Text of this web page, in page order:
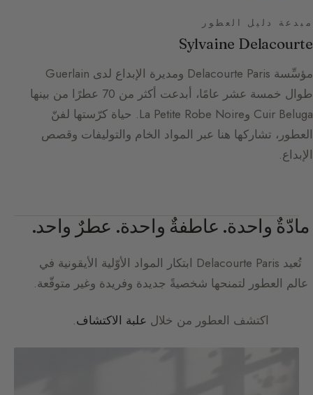
مبدعة دليل العطور
Sylvaine Delacourte
مؤسِّسة Delacourte Paris ومديرة الإبداع لدى Guerlain
طوال خمسة عشر عامًا، أبدعت أكثر من 70 عطرًا من بينها
Cuir Beluga وLa Petite Robe Noire. حياة كرّستها لفنّ
العطور، تشاركها هنا عبر المواد الخام والتوليفات وقصص
الإبداع.
مادّةٌ واحدة. عاطفةٌ واحدة. عطرٌ واحد.
تُعيد Delacourte Paris ابتكار المواد الأوّلية الأيقونية في
عالم العطور لتمنحها شخصيةً جديدة وفريدة وغير متوقّعة.
اكتشف العطور من خلال علبة الاكتشاف.